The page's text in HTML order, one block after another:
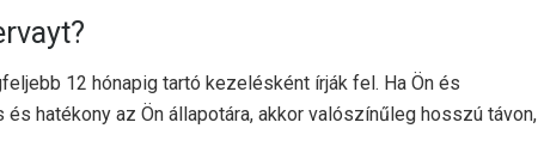
12 hónapig tartó kezelésként írják fel. Ha Ön és
hatékony az Ön állapotára, akkor valószínűleg hosszú távon,